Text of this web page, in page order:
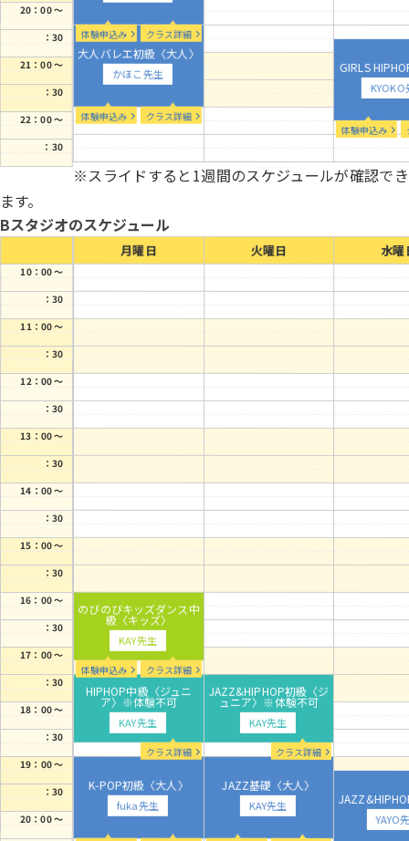
20：00 ～
：30
21：00 ～
：30
22：00 ～
：30
体験申込み クラス詳細
大人バレエ初級〈大人〉
かほこ先生
体験申込み クラス詳細
GIRLS
KYOKO
体験申込み
※スライドすると1週間のスケジュールが確認でき
ます。
Bスタジオのスケジュール
10：00 ～
：30
11：00 ～
：30
12：00 ～
：30
13：00 ～
：30
14：00 ～
：30
15：00 ～
：30
16：00 ～
：30
17：00 ～
：30
18：00 ～
：30
19：00 ～
：30
20：00 ～
月曜日 火曜日 水曜
のびのびキッズダンス中
級〈キッズ〉
KAY先生
体験申込み クラス詳細
HIPHOP中級〈ジュニ
ア〉※体験不可
KAY先生
クラス詳細
JAZZ&HIPHOP初級〈ジ
ュニア〉※体験不可
KAY先生
クラス詳細
K-POP初級〈大人〉
fuka先生
JAZZ基礎〈大人〉
KAY先生
YAYO